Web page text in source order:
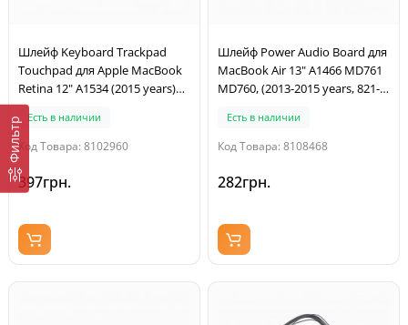
Фильтр
Шлейф Keyboard Trackpad
Touchpad для Apple MacBook
Retina 12" A1534 (2015 years)
821-2127-02
Есть в наличии
Код Товара: 8102960
397грн.
Шлейф Power Audio Board для
MacBook Air 13" A1466 MD761
MD760, (2013-2015 years, 821-
Есть в наличии
Код Товара: 8108468
282грн.